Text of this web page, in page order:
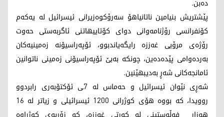
دەبن.
پێشتریش بنیامین ناتانیاهۆ سەرۆکوەزیرانی ئیسرائیل له‌ یه‌كه‌م
كۆنفرانسی رۆژنامه‌وانی دوای كۆتاییهاتنی ئاگربه‌ستی حه‌وت
رۆژه‌ی مرۆیی غه‌ززه‌ رایگه‌یاندبوو، ئۆپەراسیۆنە زەمینیەکان
بەردەوامی پێدەدەین، چونکە بەبێ ئۆپەراسیۆنی زەمینی ناتوانین
ئامانجەکانی شەڕ بەدیبهێنین.
شەڕی نێوان ئیسرائیل و حه‌ماس له‌ 7ـی ئۆكتۆبه‌ری رابردوو
روویدا، کە بووه‌ هۆی كوژرانی 1200 ئیسرائیلی و زیاتر له‌ 16